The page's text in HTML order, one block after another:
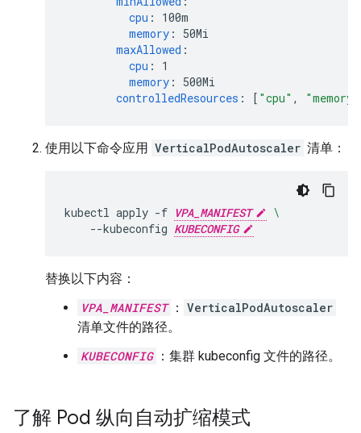
cpu :
100m
memory :
50Mi
maxAllowed :
cpu :
1
memory :
500Mi
controlledResources : [ "cpu" , "memory"
使用以下命令应用 VerticalPodAutoscaler 清单：
kubectl apply -f VPA_MANIFEST
\
--kubeconfig KUBECONFIG
替换以下内容：
VPA_MANIFEST ： VerticalPodAutoscaler
清单文件的路径。
KUBECONFIG ：集群 kubeconfig 文件的路径。
了解 Pod 纵向自动扩缩模式